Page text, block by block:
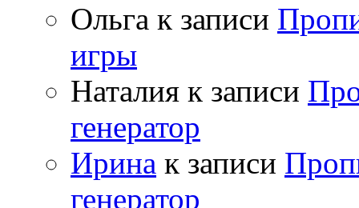
Ольга к записи
игры
Наталия к записи
генератор
Ирина к записи
генератор